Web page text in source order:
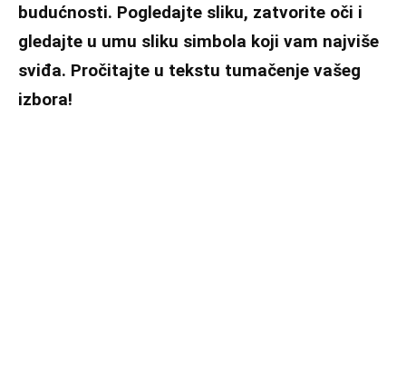
budućnosti. Pogledajte sliku, zatvorite oči i
gledajte u umu sliku simbola koji vam najviše
sviđa. Pročitajte u tekstu tumačenje vašeg
izbora!